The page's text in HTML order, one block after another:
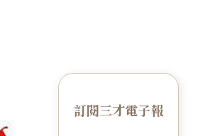
訂閱三才電子報